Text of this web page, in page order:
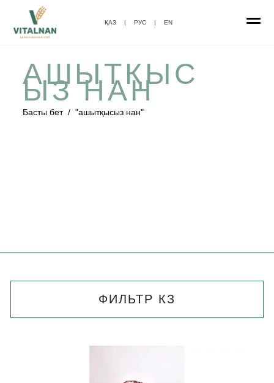
ҚАЗ | РУС | EN
АШЫТҚЫС
ЫЗ НАН
Басты бет/ "ашытқысыз нан"
ФИЛЬТР КЗ